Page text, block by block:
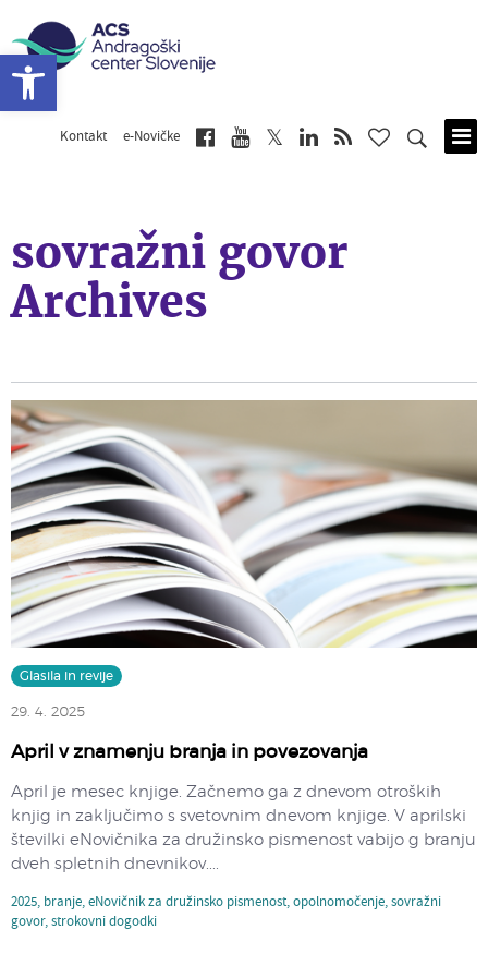
Kontakt e-Novičke
sovražni govor
Archives
Glasila in revije
29. 4. 2025
April v znamenju branja in povezovanja
April je mesec knjige. Začnemo ga z dnevom otroških
knjig in zaključimo s svetovnim dnevom knjige. V aprilski
številki eNovičnika za družinsko pismenost vabijo g branju
dveh spletnih dnevnikov....
2025, branje,eNovičnik za družinsko pismenost,opolnomočenje,sovražni
govor,strokovni dogodki
Open toolbar